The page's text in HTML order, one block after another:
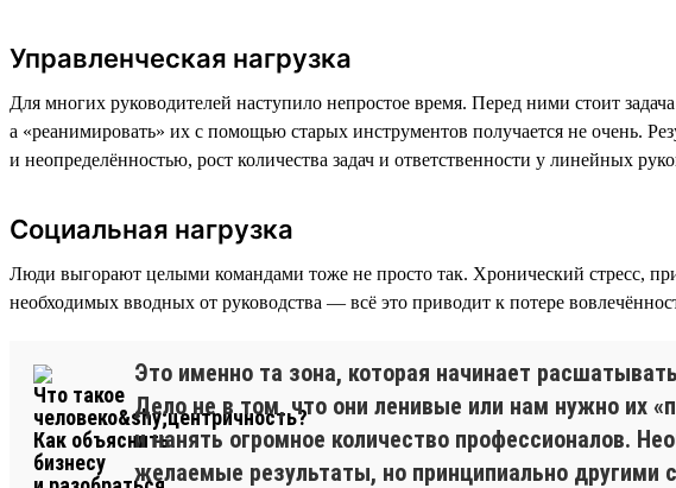
Управленческая нагрузка
Для многих руководителей наступило непростое время. Перед ними стоит
а «реанимировать» их с помощью старых инструментов получается не очень.
и неопределённостью, рост количества задач и ответственности у линейных
Социальная нагрузка
Люди выгорают целыми командами тоже не просто так. Хронический стресс,
необходимых вводных от руководства — всё это приводит к потере
Это именно та зона, которая начинает
Дело не в том, что они ленивые или нам нужно их
и нанять огромное количество профессионалов.
желаемые результаты, но принципиально другими